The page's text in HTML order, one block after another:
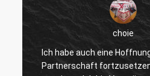
choie
Ich habe auch eine
Partnerschaft